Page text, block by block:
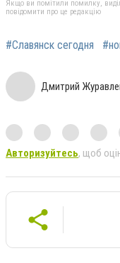
Якщо ви помітили помилку,
повідомити про це редакцію
#Славянск сегодня
Дмитрий
Авторизуйтесь, щоб